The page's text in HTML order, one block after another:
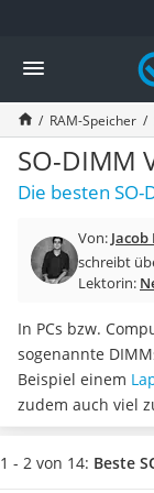
Die beliebtesten
Elektronik
Powerstation
Monitor 32 Zoll 4K
Fernseher
Drucker
Desktop-PC
Diascanner
Laser-
Powerstation mit
Gaming-PC
Soundbar
17-Zoll-Laptop
Satellitenschüssel
Gaming-Headset
RAM-Speicher
SO-DIMM
Die besten SO-
Von: Jacob
schreibt
Lektorin:
In PCs bzw.
sogenannte
Beispiel einem
zudem auch viel
verwendet. Laut
Taktzeiten von
1 - 2 von 14: Beste